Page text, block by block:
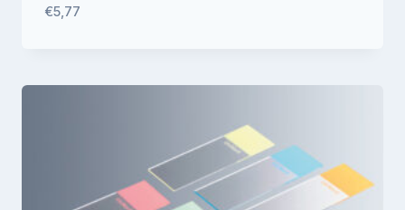
€5,77